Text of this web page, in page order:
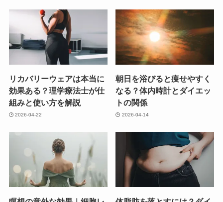
リカバリーウェアは本当に
効果ある？理学療法士が仕
組みと使い方を解説
2026-04-22
朝日を浴びると痩せやすく
なる？体内時計とダイエッ
トの関係
2026-04-14